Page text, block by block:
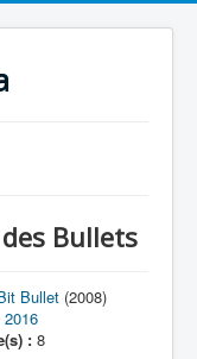
Bullets
Bullet (2008)
2016
: 8